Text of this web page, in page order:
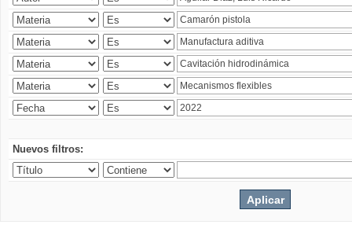
Nuevos filtros: